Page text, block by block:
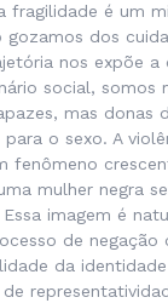
fragilidade é um
gozamos dos
nos expõe a
social, somos
mas donas
para o sexo. A
fenômeno
mulher negra
imagem é
de negação
da